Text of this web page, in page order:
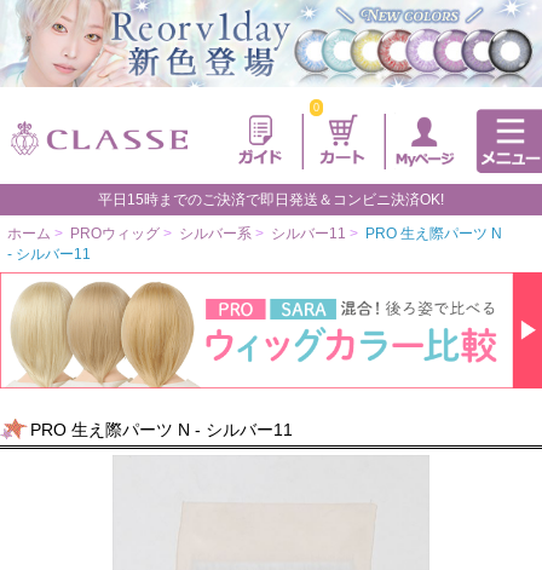
0
平日15時までのご決済で即日発送＆コンビニ決済OK!
ホーム > PROウィッグ > シルバー系 > シルバー11 > PRO 生え際パーツ N
- シルバー11
PRO 生え際パーツ N - シルバー11